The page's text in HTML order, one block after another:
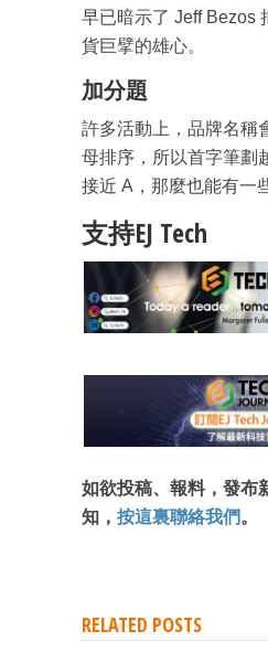
早已暗示了 Jeff Bezos
貨巨擘的雄心。
加分題
許多活動上，品牌名稱
母排序，所以首字筆劃
接近 A，那麼也能有一
支持EJ Tech
如欲投稿、報料，發布
知， 按這裏聯絡我們。
RELATED POSTS